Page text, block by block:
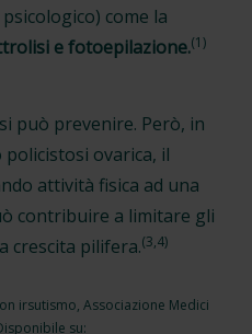
come la
e fotoepilazione.(1)
può prevenire. Però, in
ovarica, il
attività fisica ad una
contribuire a limitare gli
crescita pilifera.(3,4)
irsutismo, Associazione Medici
su: